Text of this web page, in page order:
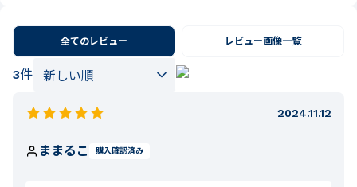
全てのレビュー レビュー画像一覧
3件
2024.11.12
ままるこ 購入確認済み